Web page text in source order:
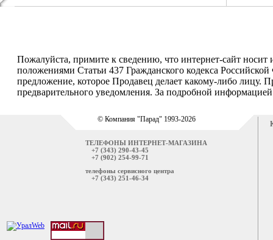
Пожалуйста, примите к сведению, что интернет-сайт
положениями Статьи 437 Гражданского кодекса
предложение, которое Продавец делает какому-либо лицу.
предварительного уведомления. За подробной
© Компания "Парад" 1993-2026
ТЕЛЕФОНЫ ИНТЕРНЕТ-МАГАЗИНА
+7 (343) 290-43-45
+7 (902) 254-99-71
телефоны сервисного центра
+7 (343) 251-46-34